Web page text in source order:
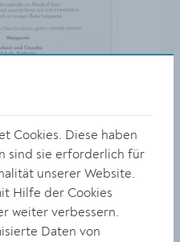
Cookies. Diese haben
sind sie erforderlich für
unserer Website.
Hilfe der Cookies
weiter verbessern.
Daten von